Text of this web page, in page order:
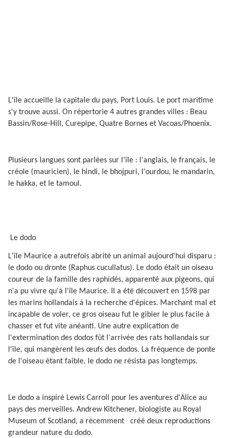
L'île accueille la capitale du pays, Port Louis. Le port maritime
s'y trouve aussi. On répertorie 4 autres grandes villes : Beau
Bassin/Rose-Hill, Curepipe, Quatre Bornes et Vacoas/Phoenix.
Plusieurs langues sont parlées sur l'île : l'anglais, le français, le
créole (mauricien), le hindi, le bhojpuri, l'ourdou, le mandarin,
le hakka, et le tamoul.
Le dodo
L'île Maurice a autrefois abrité un animal aujourd'hui disparu :
le dodo ou dronte (Raphus cucullatus). Le dodo était un oiseau
coureur de la famille des raphidés, apparenté aux pigeons, qui
n'a pu vivre qu'à l'île Maurice. Il a été découvert en 1598 par
les marins hollandais à la recherche d'épices. Marchant mal et
incapable de voler, ce gros oiseau fut le gibier le plus facile à
chasser et fut vite anéanti. Une autre explication de
l'extermination des dodos fût l'arrivée des rats hollandais sur
l'île, qui mangèrent les œufs des dodos. La fréquence de ponte
de l'oiseau étant faible, le dodo ne résista pas longtemps.
Le dodo a inspiré Lewis Carroll pour les aventures d'Alice au
pays des merveilles. Andrew Kitchener, biologiste au Royal
Museum of Scotland, a récemment
créé deux reproductions
grandeur nature du dodo.